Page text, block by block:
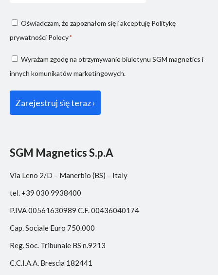
Consenso
privacy
Oświadczam, że zapoznałem się i akceptuję Politykę
prywatności Polocy*
Consenso
marketing
Wyrażam zgodę na otrzymywanie biuletynu SGM magnetics i
innych komunikatów marketingowych.
SGM Magnetics S.p.A
Via Leno 2/D – Manerbio (BS) – Italy
tel. +39 030 9938400
P.IVA 00561630989 C.F. 00436040174
Cap. Sociale Euro 750.000
Reg. Soc. Tribunale BS n.9213
C.C.I.A.A. Brescia 182441